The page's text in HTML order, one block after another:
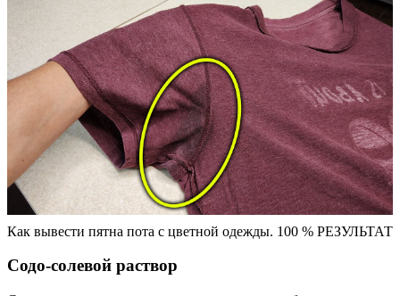
Как вывести пятна пота с цветной одежды. 100 % РЕЗУЛЬТАТ
Содо-солевой раствор